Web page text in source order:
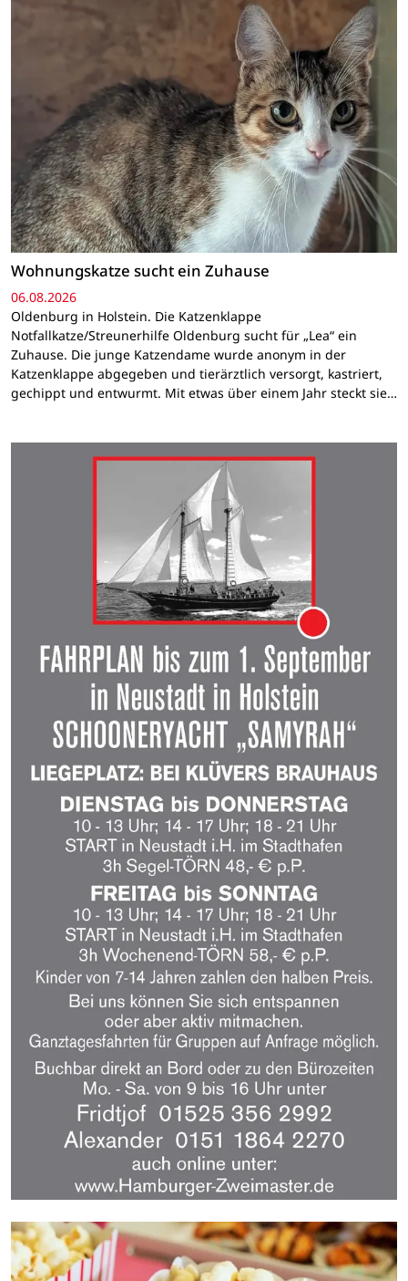
Wohnungskatze sucht ein Zuhause
06.08.2026
Oldenburg in Holstein. Die Katzenklappe
Notfallkatze/Streunerhilfe Oldenburg sucht für „Lea“ ein
Zuhause. Die junge Katzendame wurde anonym in der
Katzenklappe abgegeben und tierärztlich versorgt, kastriert,
gechippt und entwurmt. Mit etwas über einem Jahr steckt sie…